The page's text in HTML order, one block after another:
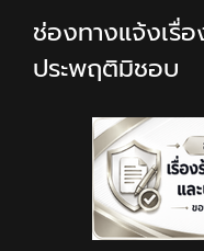
ช่องทางแจ้งเรื่
ประพฤติมิชอบ